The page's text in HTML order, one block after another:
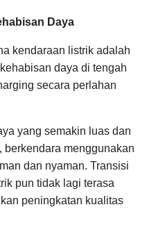
Daya
kendaraan listrik adalah
daya di tengah
secara perlahan
yang semakin luas dan
menggunakan
dan nyaman. Transisi
pun tidak lagi terasa
peningkatan kualitas